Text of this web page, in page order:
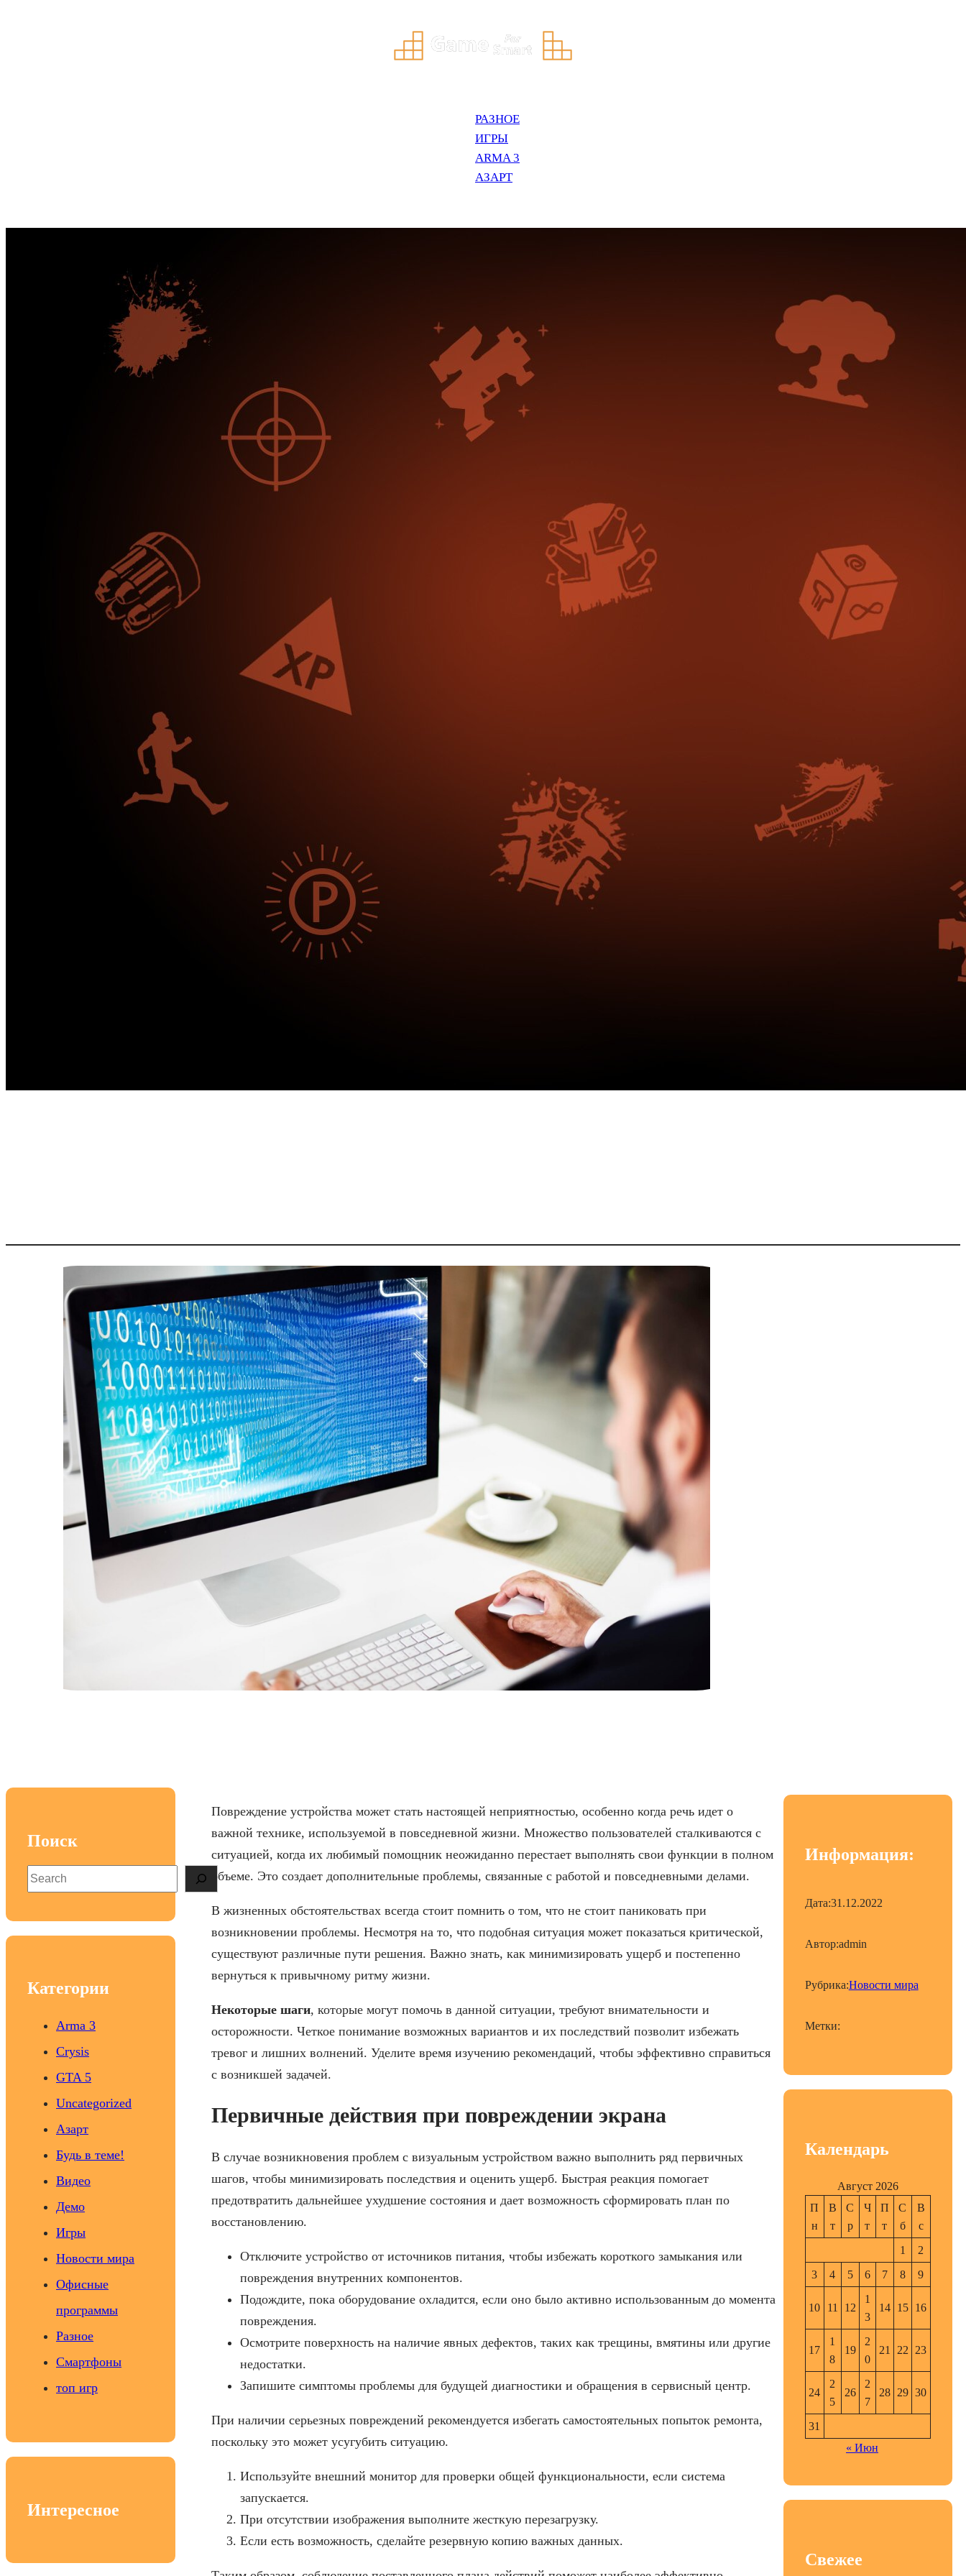
РАЗНОЕ
ИГРЫ
ARMA 3
АЗАРТ
Поиск
S
e
Категории
Arma 3
Crysis
GTA 5
Uncategorized
Азарт
Будь в теме!
Видео
Демо
Игры
Новости мира
Офисные
программы
Разное
Смартфоны
топ игр
Интересное
Повреждение устройства может стать настоящей неприятностью, особенно когда речь идет о
важной технике, используемой в повседневной жизни. Множество пользователей сталкиваются с
ситуацией, когда их любимый помощник неожиданно перестает выполнять свои функции в полном
объеме. Это создает дополнительные проблемы, связанные с работой и повседневными делами.
В жизненных обстоятельствах всегда стоит помнить о том, что не стоит паниковать при
возникновении проблемы. Несмотря на то, что подобная ситуация может показаться критической,
существуют различные пути решения. Важно знать, как минимизировать ущерб и постепенно
вернуться к привычному ритму жизни.
Некоторые шаги, которые могут помочь в данной ситуации, требуют внимательности и
осторожности. Четкое понимание возможных вариантов и их последствий позволит избежать
тревог и лишних волнений. Уделите время изучению рекомендаций, чтобы эффективно справиться
с возникшей задачей.
Первичные действия при повреждении экрана
В случае возникновения проблем с визуальным устройством важно выполнить ряд первичных
шагов, чтобы минимизировать последствия и оценить ущерб. Быстрая реакция помогает
предотвратить дальнейшее ухудшение состояния и дает возможность сформировать план по
восстановлению.
Отключите устройство от источников питания, чтобы избежать короткого замыкания или
повреждения внутренних компонентов.
Подождите, пока оборудование охладится, если оно было активно использованным до момента
повреждения.
Осмотрите поверхность на наличие явных дефектов, таких как трещины, вмятины или другие
недостатки.
Запишите симптомы проблемы для будущей диагностики и обращения в сервисный центр.
При наличии серьезных повреждений рекомендуется избегать самостоятельных попыток ремонта,
поскольку это может усугубить ситуацию.
Используйте внешний монитор для проверки общей функциональности, если система
запускается.
При отсутствии изображения выполните жесткую перезагрузку.
Если есть возможность, сделайте резервную копию важных данных.
Информация:
Дата:31.12.2022
Автор:admin
Рубрика:Новости мира
Метки:
Календарь
Август 2026
П
н
В
т
С
р
Ч
т
П
т
С
б
В
с
1
2
3
4 5 6 7 8 9
10 11 12
1
3
14 15 16
17
1
8
19
2
0
21 22 23
24
2
5
26
2
7
28 29 30
31
« Июн
Свежее